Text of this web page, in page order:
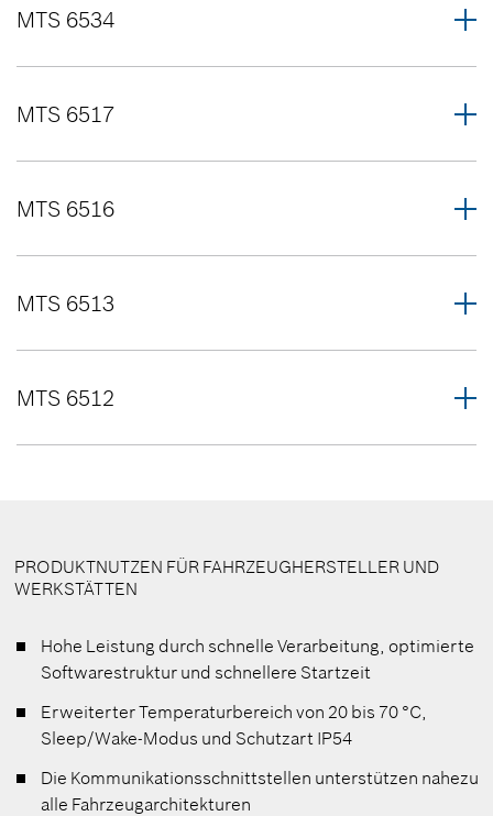
MTS 6534
MTS 6517
MTS 6516
MTS 6513
MTS 6512
PRODUKTNUTZEN FÜR FAHRZEUGHERSTELLER UND
WERKSTÄTTEN
Hohe Leistung durch schnelle Verarbeitung, optimierte
Softwarestruktur und schnellere Startzeit
Erweiterter Temperaturbereich von 20 bis 70 °C,
Sleep/Wake-Modus und Schutzart IP54
Die Kommunikationsschnittstellen unterstützen nahezu
alle Fahrzeugarchitekturen